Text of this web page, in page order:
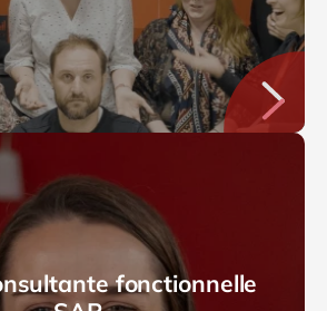
évolué. J’en suis aujourd’hui
FI, finance, et sur le
de gestion.
de la bonne application de
la solution. Ça, c’est vraiment
dans mon cœur de métier. Et depuis
une nouvelle responsabilité de
dois assurer la bonne coordination
et la cohérence globale de la
fonctionnelle